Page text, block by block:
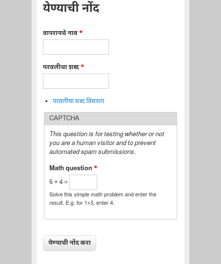
येण्याची नोंद
वापरायचे नाव *
परवलीचा शब्द*
परवलीचा शब्द विसरला
CAPTCHA
This question is for testing whether or not
you are a human visitor and to prevent
automated spam submissions.
Math question *
6 + 4 =
Solve this simple math problem and enter the
result. E.g. for 1+3, enter 4.